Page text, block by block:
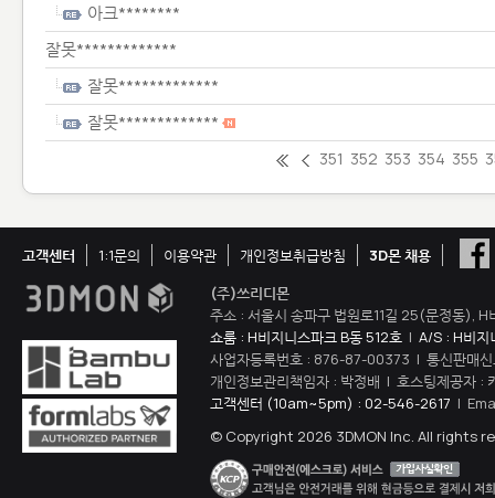
아크********
잘못*************
잘못*************
잘못*************
351 352 353 354 355
고객센터 1:1문의 이용약관 개인정보취급방침
3D몬 채용
(주)쓰리디몬
주소 : 서울시 송파구 법원로11길 25(문정동),
쇼룸 : H비지니스파크 B동 512호 | A/S : H비지
사업자등록번호 : 876-87-00373 | 통신판매
개인정보관리책임자 : 박정배 | 호스팅제공자 :
고객센터 (10am~5pm) : 02-546-2617 |
© Copyright 2026 3DMON Inc. All rights